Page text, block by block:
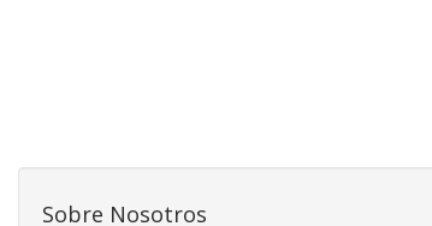
Sobre Nosotros